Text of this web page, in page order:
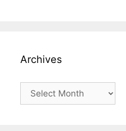
Archives
Archives